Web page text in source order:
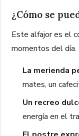
¿Cómo se
Este alfajor es el
momentos del día.
La merienda
mates, un
Un recreo
energía en el